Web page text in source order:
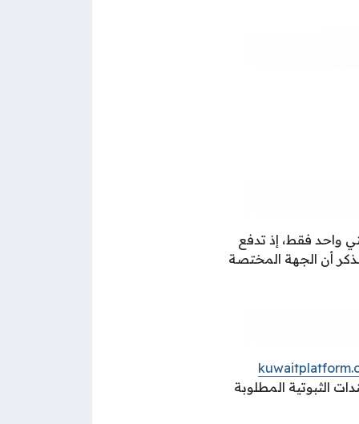
واحد فقط، إذ تدفع
أن الجهة المختصة
الثبوتية المطلوبة